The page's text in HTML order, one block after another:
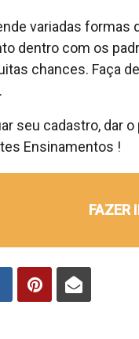
variadas formas
dentro com os
chances. Faça
seu cadastro, dar
Ensinamentos !
FAZER